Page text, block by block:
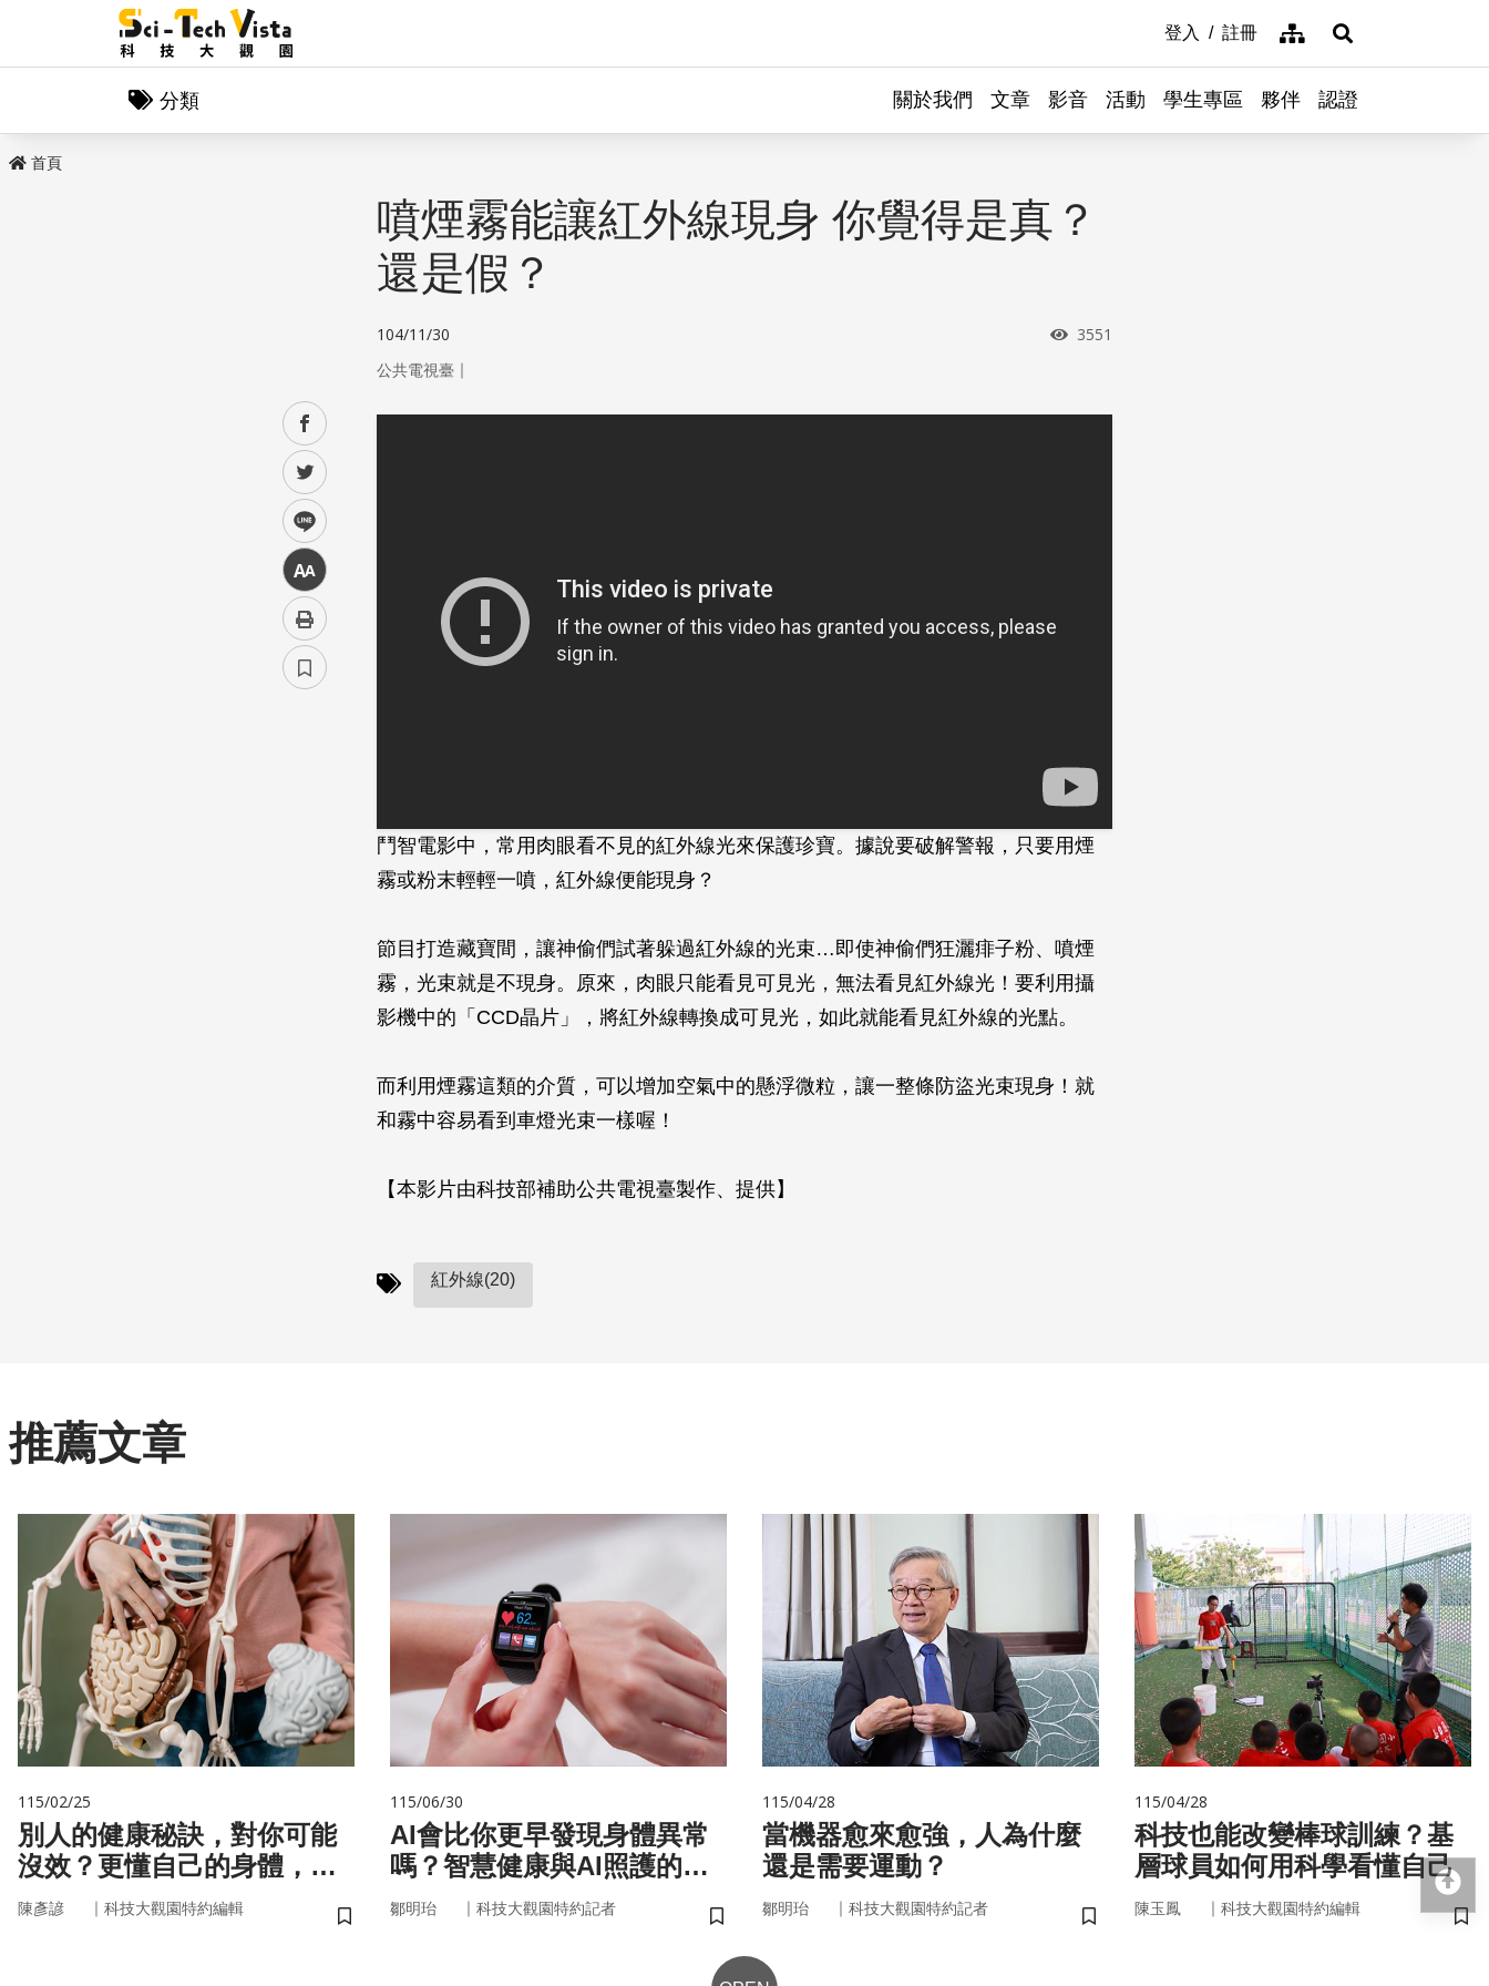
登入 註冊 網站導覽展開搜尋
分類 關於我們 文章 影音 活動 學生專區 夥伴 認證
首頁
facebook
twitter
line
中
噴煙霧能讓紅外線現身 你覺得是真？
還是假？
104/11/30 瀏覽次數
3551
公共電視臺 ｜
鬥智電影中，常用肉眼看不見的紅外線光來保護珍寶。據說要破解警報，只要用煙
霧或粉末輕輕一噴，紅外線便能現身？
節目打造藏寶間，讓神偷們試著躲過紅外線的光束…即使神偷們狂灑痱子粉、噴煙
霧，光束就是不現身。原來，肉眼只能看見可見光，無法看見紅外線光！要利用攝
影機中的「CCD晶片」，將紅外線轉換成可見光，如此就能看見紅外線的光點。
而利用煙霧這類的介質，可以增加空氣中的懸浮微粒，讓一整條防盜光束現身！就
和霧中容易看到車燈光束一樣喔！
【本影片由科技部補助公共電視臺製作、提供】
紅外線(20)
推薦文章
115/02/25
別人的健康秘訣，對你可能
沒效？更懂自己的身體，才
更能「精準健康」！
陳彥諺 ｜ 科技大觀園特約編輯
儲存書籤
115/06/30
AI會比你更早發現身體異常
嗎？智慧健康與AI照護的未
來
鄒明珆 ｜ 科技大觀園特約記者
儲存書籤
115/04/28
當機器愈來愈強，人為什麼
還是需要運動？
鄒明珆 ｜ 科技大觀園特約記者
儲存書籤
115/04/28
科技也能改變棒球訓練？基
層球員如何用科學看懂自己
陳玉鳳 ｜ 科技大觀園特約編輯
儲
回